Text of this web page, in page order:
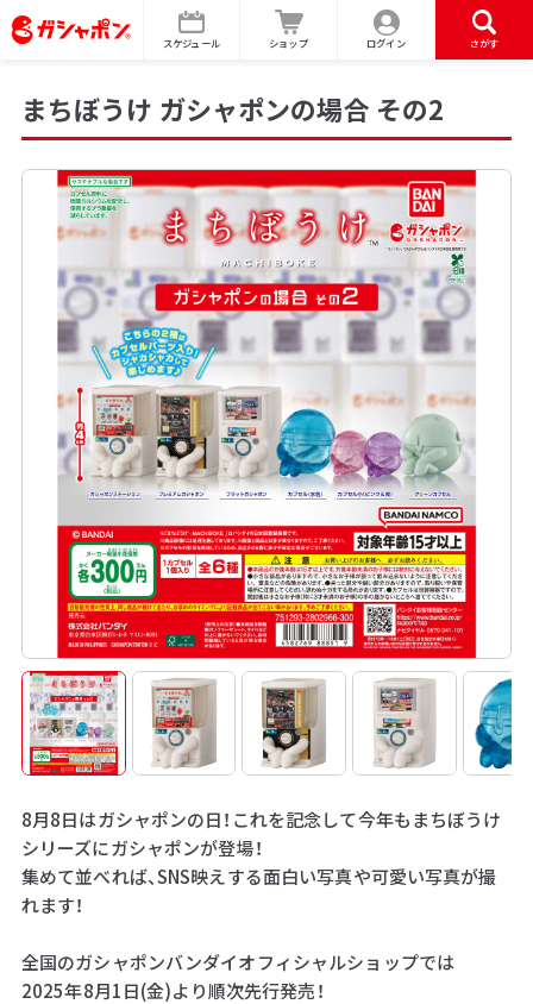
スケジュール ショップ ログイン さがす
まちぼうけ ガシャポンの場合 その2
8月8日はガシャポンの日！これを記念して今年もまちぼうけ
シリーズにガシャポンが登場！
集めて並べれば、SNS映えする面白い写真や可愛い写真が撮
れます！
全国のガシャポンバンダイオフィシャルショップでは
2025年8月1日(金)より順次先行発売！